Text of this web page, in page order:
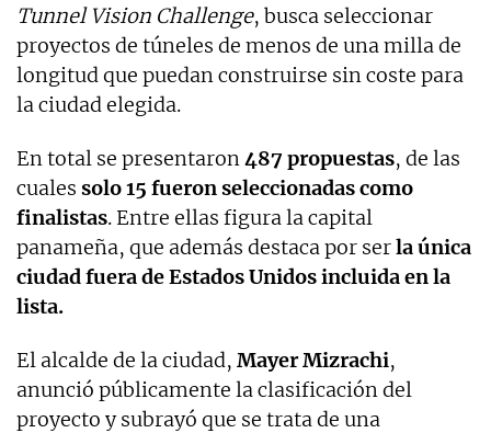
Tunnel Vision Challenge, busca seleccionar
proyectos de túneles de menos de una milla de
longitud que puedan construirse sin coste para
la ciudad elegida.
En total se presentaron487 propuestas, de las
cuales solo 15 fueron seleccionadas como
finalistas. Entre ellas figura la capital
panameña, que además destaca por serla única
ciudad fuera de Estados Unidos incluida en la
lista.
El alcalde de la ciudad, Mayer Mizrachi,
anunció públicamente la clasificación del
proyecto y subrayó que se trata de una